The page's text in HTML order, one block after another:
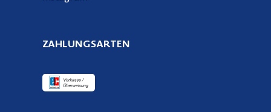
ZAHLUNGSARTEN